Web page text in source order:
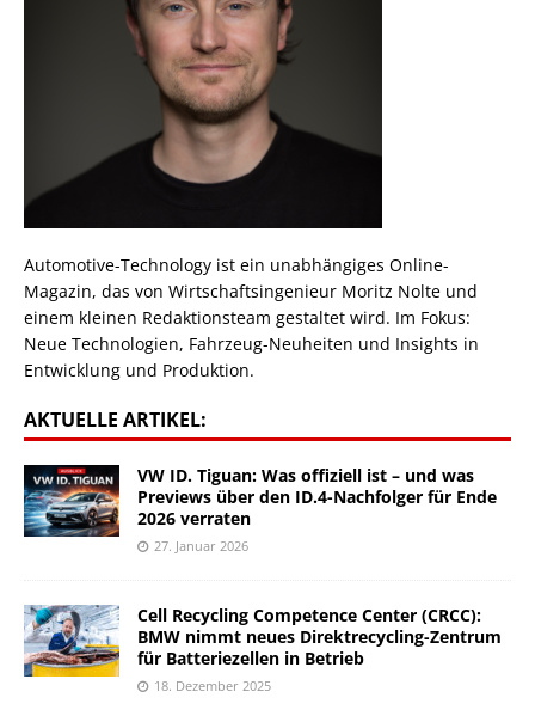
Automotive-Technology ist ein unabhängiges Online-
Magazin, das von Wirtschaftsingenieur Moritz Nolte und
einem kleinen Redaktionsteam gestaltet wird. Im Fokus:
Neue Technologien, Fahrzeug-Neuheiten und Insights in
Entwicklung und Produktion.
AKTUELLE ARTIKEL:
VW ID. Tiguan: Was offiziell ist – und was
Previews über den ID.4-Nachfolger für Ende
2026 verraten
27. Januar 2026
Cell Recycling Competence Center (CRCC):
BMW nimmt neues Direktrecycling-Zentrum
für Batteriezellen in Betrieb
18. Dezember 2025